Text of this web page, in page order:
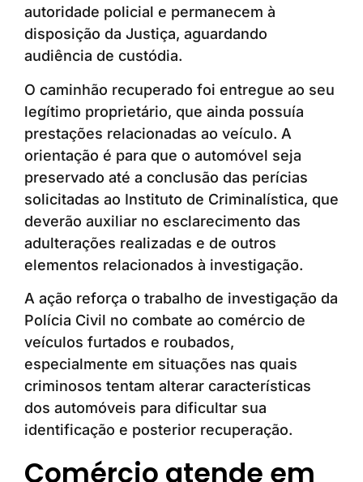
autoridade policial e permanecem à
disposição da Justiça, aguardando
audiência de custódia.
O caminhão recuperado foi entregue ao seu
legítimo proprietário, que ainda possuía
prestações relacionadas ao veículo. A
orientação é para que o automóvel seja
preservado até a conclusão das perícias
solicitadas ao Instituto de Criminalística, que
deverão auxiliar no esclarecimento das
adulterações realizadas e de outros
elementos relacionados à investigação.
A ação reforça o trabalho de investigação da
Polícia Civil no combate ao comércio de
veículos furtados e roubados,
especialmente em situações nas quais
criminosos tentam alterar características
dos automóveis para dificultar sua
identificação e posterior recuperação.
Comércio atende em